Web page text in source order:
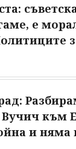
е
към
и няма